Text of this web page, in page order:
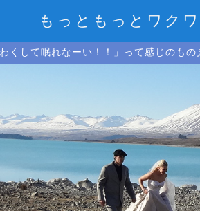
もっともっとワク
くして眠れなーい！！」って感じのも